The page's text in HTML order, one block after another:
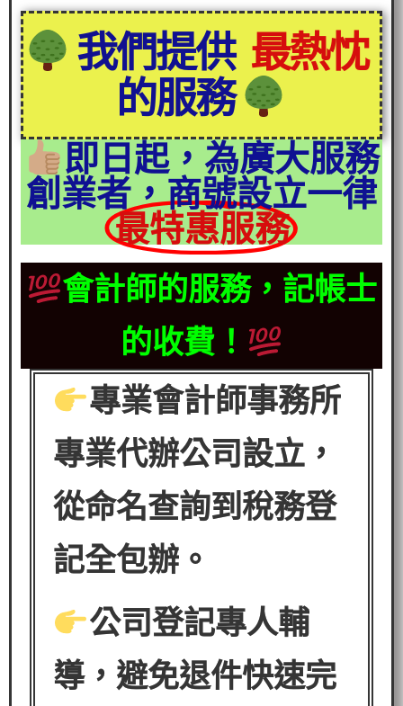
我們提供 最熱忱
的服務
即日起，為廣大服務
創業者，商號設立一律
最特惠服務
會計師的服務，記帳士
的收費！
專業會計師事務所
專業代辦公司設立，
從命名查詢到稅務登
記全包辦。
公司登記專人輔
導，避免退件快速完